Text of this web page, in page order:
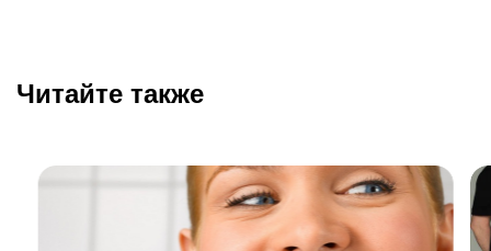
Читайте также